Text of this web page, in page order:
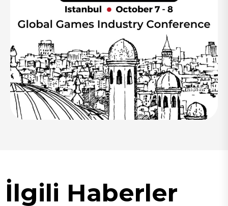
İlgili Haberler